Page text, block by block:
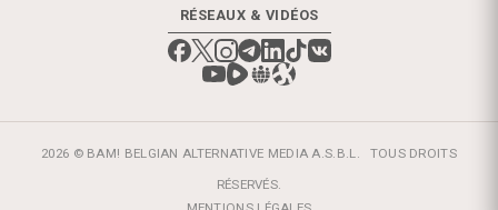
RÉSEAUX & VIDÉOS
2026 © BAM! BELGIAN ALTERNATIVE MEDIA A.S.B.L.
TOUS DROITS
RÉSERVÉS.